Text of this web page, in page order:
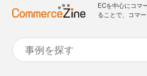
ECを中心にコマ
ることで、コマ